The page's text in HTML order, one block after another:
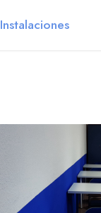
Instalaciones